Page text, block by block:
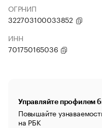
ОГРНИП
322703100033852
ИНН
701750165036
Управляйте профилем
Повышайте
на РБК